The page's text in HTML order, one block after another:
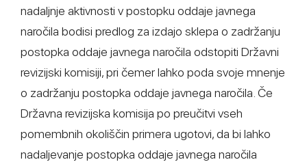
nadaljnje aktivnosti v postopku oddaje javnega
naročila bodisi predlog za izdajo sklepa o zadržanju
postopka oddaje javnega naročila odstopiti Državni
revizijski komisiji, pri čemer lahko poda svoje mnenje
o zadržanju postopka oddaje javnega naročila. Če
Državna revizijska komisija po preučitvi vseh
pomembnih okoliščin primera ugotovi, da bi lahko
nadaljevanje postopka oddaje javnega naročila